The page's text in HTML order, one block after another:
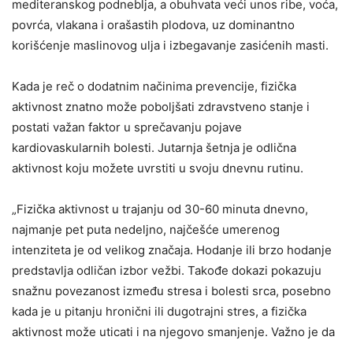
mediteranskog podneblja, a obuhvata veći unos ribe, voća,
povrća, vlakana i orašastih plodova, uz dominantno
korišćenje maslinovog ulja i izbegavanje zasićenih masti.
Kada je reč o dodatnim načinima prevencije, fizička
aktivnost znatno može poboljšati zdravstveno stanje i
postati važan faktor u sprečavanju pojave
kardiovaskularnih bolesti. Jutarnja šetnja je odlična
aktivnost koju možete uvrstiti u svoju dnevnu rutinu.
„Fizička aktivnost u trajanju od 30-60 minuta dnevno,
najmanje pet puta nedeljno, najčešće umerenog
intenziteta je od velikog značaja. Hodanje ili brzo hodanje
predstavlja odličan izbor vežbi. Takođe dokazi pokazuju
snažnu povezanost između stresa i bolesti srca, posebno
kada je u pitanju hronični ili dugotrajni stres, a fizička
aktivnost može uticati i na njegovo smanjenje. Važno je da